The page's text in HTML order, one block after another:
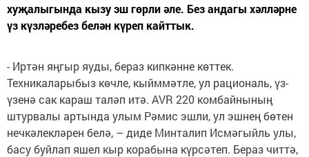
хуҗалыгында кызу эш гөрли әле. Без андагы хәлләрне
үз күзләребез белән күреп кайттык.
- Иртән яңгыр яуды, бераз кипкәнне көттек.
Техникаларыбыз көчле, кыйммәтле, ул рациональ, үз-
үзенә сак караш таләп итә. AVR 220 комбайнының
штурвалы артында улым Рәмис эшли, ул эшнең бөтен
нечкәлекләрен белә, – диде Минталип Исмәгыйль улы,
басу буйлап яшел кыр корабына күрсәтеп. Бераз читтә,